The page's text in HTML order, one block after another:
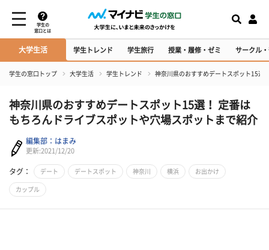
学生の
窓口とは
大学生活 学生トレンド 学生旅行 授業・履修・ゼミ サークル
学生の窓口トップ 大学生活 学生トレンド 神奈川県のおすすめデートスポット15選
神奈川県のおすすめデートスポット15選！ 定番は
もちろんドライブスポットや穴場スポットまで紹介
編集部：はまみ
更新:2021/12/20
タグ： デート デートスポット 神奈川 横浜 お出かけ
カップル